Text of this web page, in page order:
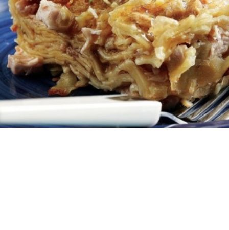
βραστό που σας έμεινε από το χθεσινό γεύμα.
2 0:55
6 25 λεπτά 30 λεπτά